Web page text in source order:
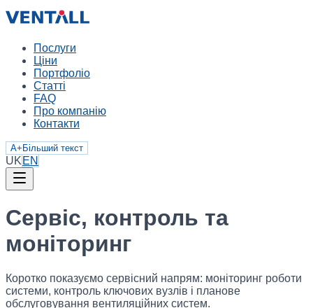
Послуги
Ціни
Портфоліо
Статті
FAQ
Про компанію
Контакти
A+ Більший текст
UK EN
Сервіс, контроль та
моніторинг
Коротко показуємо сервісний напрям: моніторинг роботи
системи, контроль ключових вузлів і планове
обслуговування вентиляційних систем.